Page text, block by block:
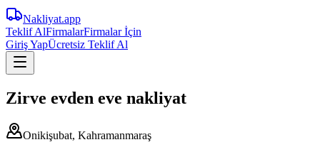
Nakliyat.app
Teklif AlFirmalarFirmalar İçin
Giriş YapÜcretsiz Teklif Al
Zirve evden eve nakliyat
Onikişubat, Kahramanmaraş